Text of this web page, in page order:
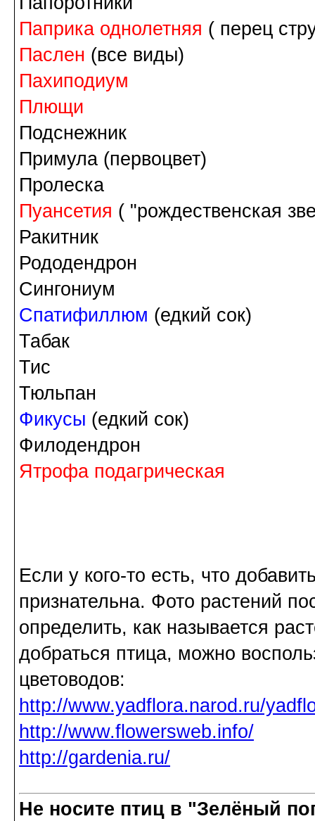
Паприка однолетняя ( перец
Паслен (все виды)
Пахиподиум
Плющи
Подснежник
Примула (первоцвет)
Пролеска
Пуансетия ( "рождественская
Ракитник
Рододендрон
Сингониум
Спатифиллюм (едкий сок)
Табак
Тис
Тюльпан
Фикусы (едкий сок)
Филодендрон
Ятрофа подагрическая
Если у кого-то есть, что
признательна. Фото растений
определить, как называется
добраться птица, можно
цветоводов:
http://www.yadflora.narod.ru/
http://www.flowersweb.info/
http://gardenia.ru/
Не носите птиц в "Зелёный